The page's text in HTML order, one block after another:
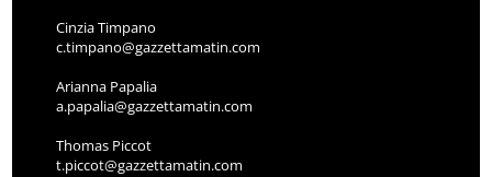
Cinzia Timpano
c.timpano@gazzettamatin.com
Arianna Papalia
a.papalia@gazzettamatin.com
Thomas Piccot
t.piccot@gazzettamatin.com